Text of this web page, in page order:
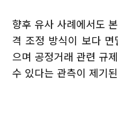
향후 유사 사례에서도
격 조정 방식이 보다
으며 공정거래 관련 규
수 있다는 관측이 제기